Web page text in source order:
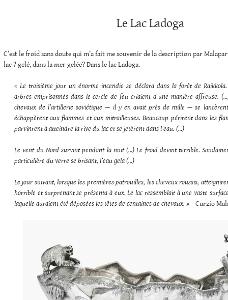
Le Lac Ladoga
C’est le froid sans doute qui m’a fait me souvenir de la description par
lac ? gelé, dans la mer gelée? Dans le lac Ladoga.
« Le troisième jour un énorme incendie se déclara dans la forêt de
arbres emprisonnés dans lecercle de feu criaient d’une manière affreuse.
chevaux de l’artillerie soviétique — il y en avait près de mille — se
échappèrent aux flammes et aux mitrailleuses. Beaucoup périrent dans les
parvinrent à atteindre la rive du lac et se jetèrent dans l’eau. (…)
Le vent du Nord survint pendant la nuit (…) Le froid devint terrible.
particulière du verre se brisant, l’eau gela (…)
Le jour suivant, lorsque les premières patrouilles, les cheveux roussis,
horrible et surprenant se présenta à eux. Le lac ressemblait à une vaste
laquelle auraient été déposées les têtes de centaines de chevaux. » Curzio